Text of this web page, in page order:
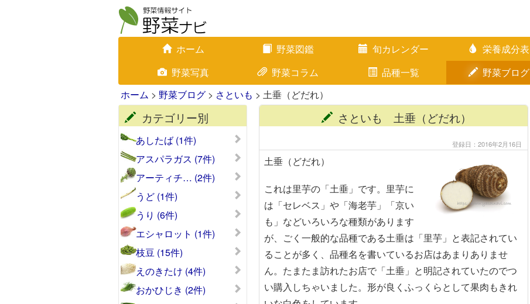
ホーム 野菜図鑑 旬カレンダー 栄養成分表
野菜写真
野菜コラム 品種一覧 野菜ブログ
ホーム > 野菜ブログ > さといも > 土垂（どだれ）
カテゴリー別
あしたば (1件)
アスパラガス (7件)
アーティチ… (2件)
うど (1件)
うり (6件)
エシャロット (1件)
枝豆 (15件)
えのきたけ (4件)
おかひじき (2件)
さといも 土垂（どだれ）
登録日：2016年2月16日
土垂（どだれ）
これは里芋の「土垂」です。里芋に
は「セレベス」や「海老芋」「京い
も」などいろいろな種類があります
が、ごく一般的な品種である土垂は「里芋」と表記されてい
ることが多く、品種名を書いているお店はあまりありませ
ん。たまたま訪れたお店で「土垂」と明記されていたのでつ
い購入しちゃいました。形が良くふっくらとして果肉もきれ